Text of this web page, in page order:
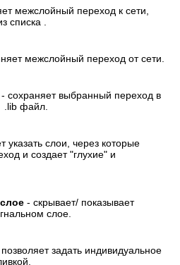
межслойный переход к сети,
списка .
межслойный переход от сети.
- сохраняет выбранный переход в
.lib файл.
указать слои, через которые
и создает "глухие" и
- скрывает/ показывает
слое.
задать индивидуальное